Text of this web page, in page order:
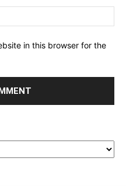
in this browser for the